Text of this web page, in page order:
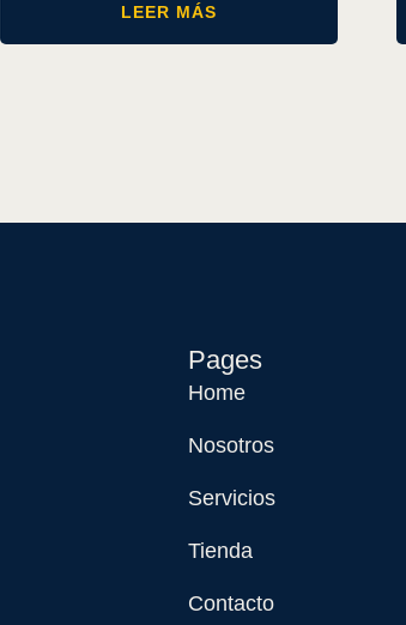
LEER MÁS
Pages
Home
Nosotros
Servicios
Tienda
Contacto